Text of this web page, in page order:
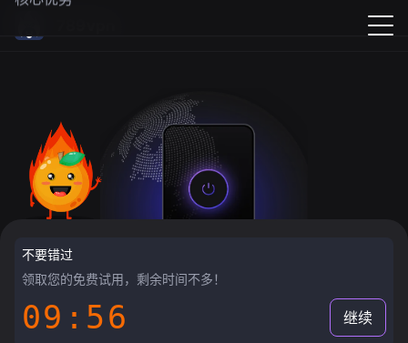
不要错过
领取您的免费试用，剩余时间不多！
09:55 继续